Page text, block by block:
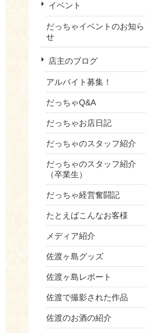
イベント
だっちゃイベントのお知ら
せ
店主のブログ
アルバイト募集！
だっちゃQ&A
だっちゃお店日記
だっちゃのスタッフ紹介
だっちゃのスタッフ紹介
（卒業生）
だっちゃ経営奮闘記
たとえばこんなお客様
メディア紹介
佐渡ヶ島グッズ
佐渡ヶ島レポート
佐渡で撮影された作品
佐渡のお酒の紹介